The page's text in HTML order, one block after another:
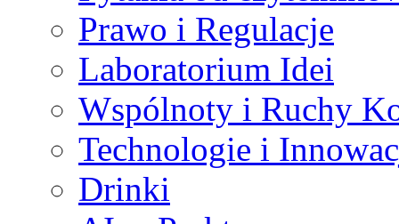
Prawo i Regulacje
Laboratorium Idei
Wspólnoty i Ruchy
Technologie i
Drinki